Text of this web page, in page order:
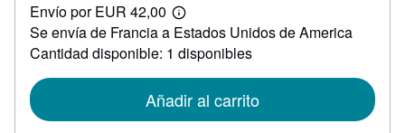
55,50
Envío por EUR 42,00
Más
información
sobre
las
envío
Se envía de Francia a Estados Unidos de America
Cantidad disponible: 1 disponibles
Añadir al carrito